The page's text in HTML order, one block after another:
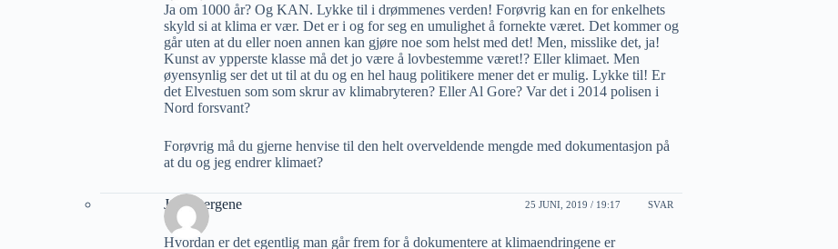
Ja om 1000 år? Og KAN. Lykke til i drømmenes verden! Forøvrig kan en for enkelhets
skyld si at klima er vær. Det er i og for seg en umulighet å fornekte været. Det kommer og
går uten at du eller noen annen kan gjøre noe som helst med det! Men, misslike det, ja!
Kunst av ypperste klasse må det jo være å lovbestemme været!? Eller klimaet. Men
øyensynlig ser det ut til at du og en hel haug politikere mener det er mulig. Lykke til! Er
det Elvestuen som som skrur av klimabryteren? Eller Al Gore? Var det i 2014 polisen i
Nord forsvant?
Forøvrig må du gjerne henvise til den helt overveldende mengde med dokumentasjon på
at du og jeg endrer klimaet?
Jarle Bergene 25 JUNI, 2019 / 19:17 SVAR
Hvordan er det egentlig man går frem for å dokumentere at klimaendringene er